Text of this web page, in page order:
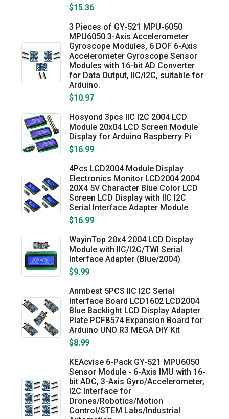
$15.36
3 Pieces of GY-521 MPU-6050
MPU6050 3-Axis Accelerometer
Gyroscope Modules, 6 DOF 6-Axis
Accelerometer Gyroscope Sensor
Modules with 16-bit AD Converter
for Data Output, IIC/I2C, suitable for
Arduino.
$10.97
Hosyond 3pcs IIC I2C 2004 LCD
Module 20x04 LCD Screen Module
Display for Arduino Raspberry Pi
$16.99
4Pcs LCD2004 Module Display
Electronics Monitor LCD2004 2004
20X4 5V Character Blue Color LCD
Screen LCD Display with IIC I2C
Serial Interface Adapter Module
$16.99
WayinTop 20x4 2004 LCD Display
Module with IIC/I2C/TWI Serial
Interface Adapter (Blue/2004)
$9.99
Anmbest 5PCS IIC I2C Serial
Interface Board LCD1602 LCD2004
Blue Backlight LCD Display Adapter
Plate PCF8574 Expansion Board for
Arduino UNO R3 MEGA DIY Kit
$8.99
​KEAcvise 6-Pack GY-521 MPU6050
Sensor Module - 6-Axis IMU with 16-
bit ADC, 3-Axis Gyro/Accelerometer,
I2C Interface for
Drones/Robotics/Motion
Control/STEM Labs/Industrial